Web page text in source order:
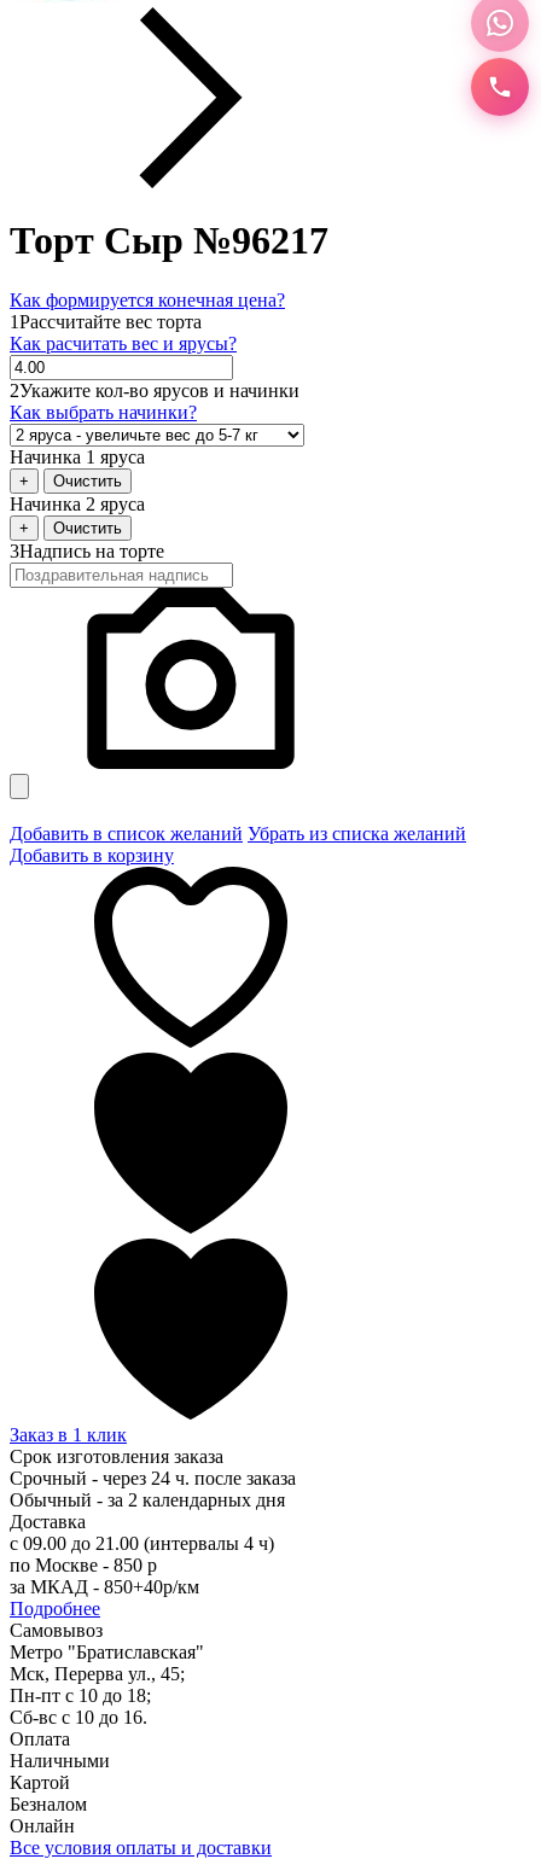
Торт Сыр №96217
Как формируется конечная цена?
1Рассчитайте вес торта
Как расчитать вес и ярусы?
2Укажите кол-во ярусов и начинки
Как выбрать начинки?
Начинка 1 яруса
+ Очистить
Начинка 2 яруса
+ Очистить
3Надпись на торте
Добавить в список желаний Убрать из списка желаний
Добавить в корзину
Заказ в 1 клик
Срок изготовления заказа
Срочный - через 24 ч. после заказа
Обычный - за 2 календарных дня
Доставка
с 09.00 до 21.00 (интервалы 4 ч)
по Москве - 850 р
за МКАД - 850+40р/км
Подробнее
Самовывоз
Метро "Братиславская"
Мск, Перерва ул., 45;
Пн-пт с 10 до 18;
Сб-вс с 10 до 16.
Оплата
Наличными
Картой
Безналом
Онлайн
Все условия оплаты и доставки